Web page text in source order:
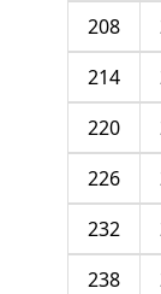
208
214
220
226
232
238